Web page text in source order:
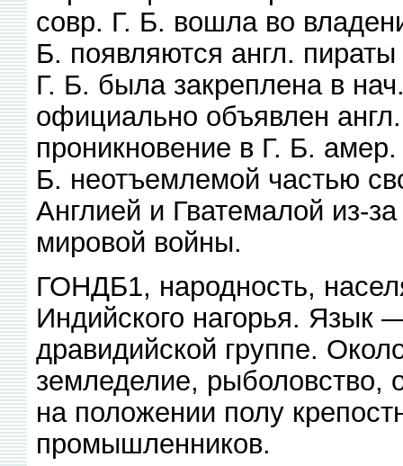
совр. Г. Б. вошла во
Б. появляются англ.
Г. Б. была закреплена в
официально объявлен
проникновение в Г. Б.
Б. неотъемлемой частью
Англией и Гватемалой из-
мировой войны.
ГОНДБ1, народность,
Индийского нагорья. Язык
дравидийской группе.
земледелие, рыболовство,
на положении полу
промышленников.